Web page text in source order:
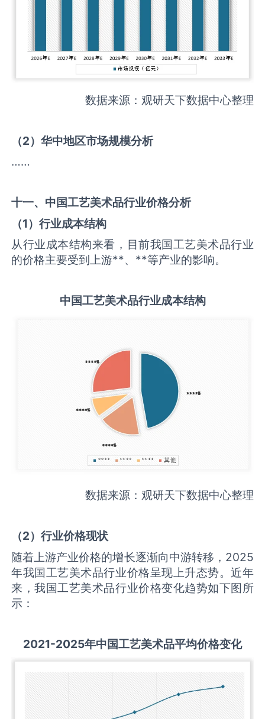
数据来源：观研天下数据中心整理
（2）华中地区市场规模分析
……
十一、中国工艺美术品行业价格分析
（1）行业成本结构
从行业成本结构来看，目前我国工艺美术品行业
的价格主要受到上游**、**等产业的影响。
中国工艺美术品行业成本结构
数据来源：观研天下数据中心整理
（2）行业价格现状
随着上游产业价格的增长逐渐向中游转移，2025
年我国工艺美术品行业价格呈现上升态势。近年
来，我国工艺美术品行业价格变化趋势如下图所
示：
2021-2025年中国工艺美术品平均价格变化